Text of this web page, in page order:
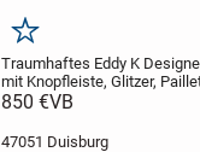
Merken
Traumhaftes Eddy K
mit Knopfleiste, Glitzer,
zarter Spitze, eingenähten
absolut traumhaftes,
850 €VB
47051 Duisburg